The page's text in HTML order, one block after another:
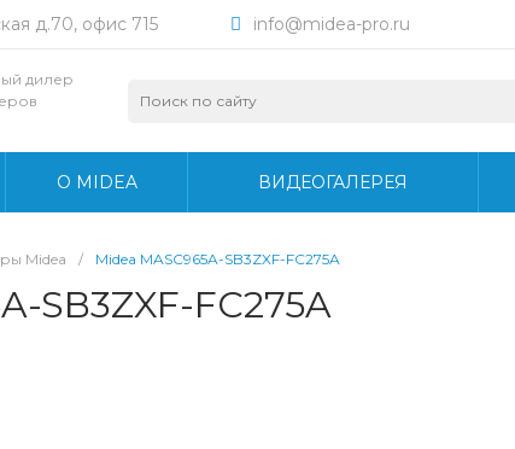
д.70, офис 715 info@midea-pro.ru
дилер
О MIDEA ВИДЕОГАЛЕРЕЯ
Midea / Midea MASC965A-SB3ZXF-FC275A
SB3ZXF-FC275A